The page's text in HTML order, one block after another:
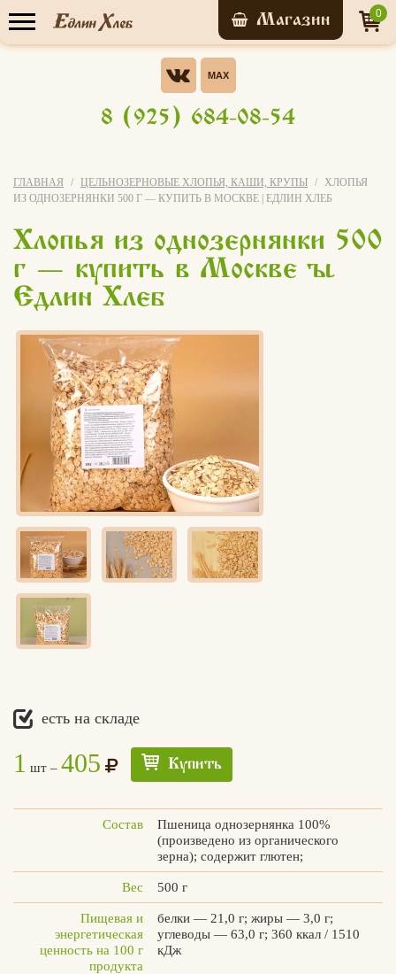
0
Прайс-лист
7 156 человек
Записаться на
мастер-класс
Хотели бы Вы участвовать в
бонусной системе ЭВО-
я не знаю что это за бонусная
Свой вариант
Голосовать
Вконтакте
8 (925) 684-08-54
ГЛАВНАЯ ЦЕЛЬНОЗЕРНОВЫЕ ХЛОПЬЯ, КАШИ, КРУПЫ
ХЛОПЬЯ
ИЗ ОДНОЗЕРНЯНКИ 500 Г — КУПИТЬ В МОСКВЕ | ЕДЛИН ХЛЕБ
Хлопья из однозернянки 500
г — купить в Москве |
Едлин Хлеб
есть на складе
1 шт – 405 Купить
Состав
Пшеница однозернянка 100%
(произведено из органического
зерна); содержит глютен;
Вес 500 г
Пищевая и
энергетическая
ценность на 100 г
продукта
белки — 21,0 г; жиры — 3,0 г;
углеводы — 63,0 г; 360 ккал / 1510
кДж